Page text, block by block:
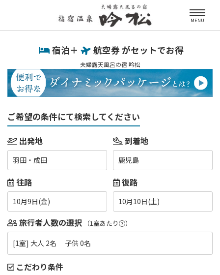
MENU
宿泊＋ 航空券 がセットでお得
夫婦露天風呂の宿 吟松
ご希望の条件にて検索してください
出発地
羽田・成田
到着地
鹿児島
往路
10月9日(金)
復路
10月10日(土)
旅行者人数の選択 （1室あたり ）
[1室] 大人 2名 子供 0名
こだわり条件